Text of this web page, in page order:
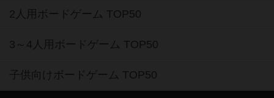
2人用ボードゲーム TOP50
3～4人用ボードゲーム TOP50
子供向けボードゲーム TOP50